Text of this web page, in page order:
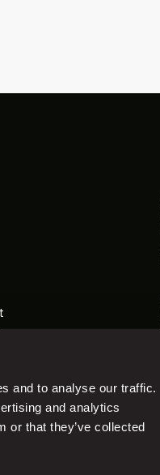
and to analyse our traffic.
and analytics
or that they’ve collected